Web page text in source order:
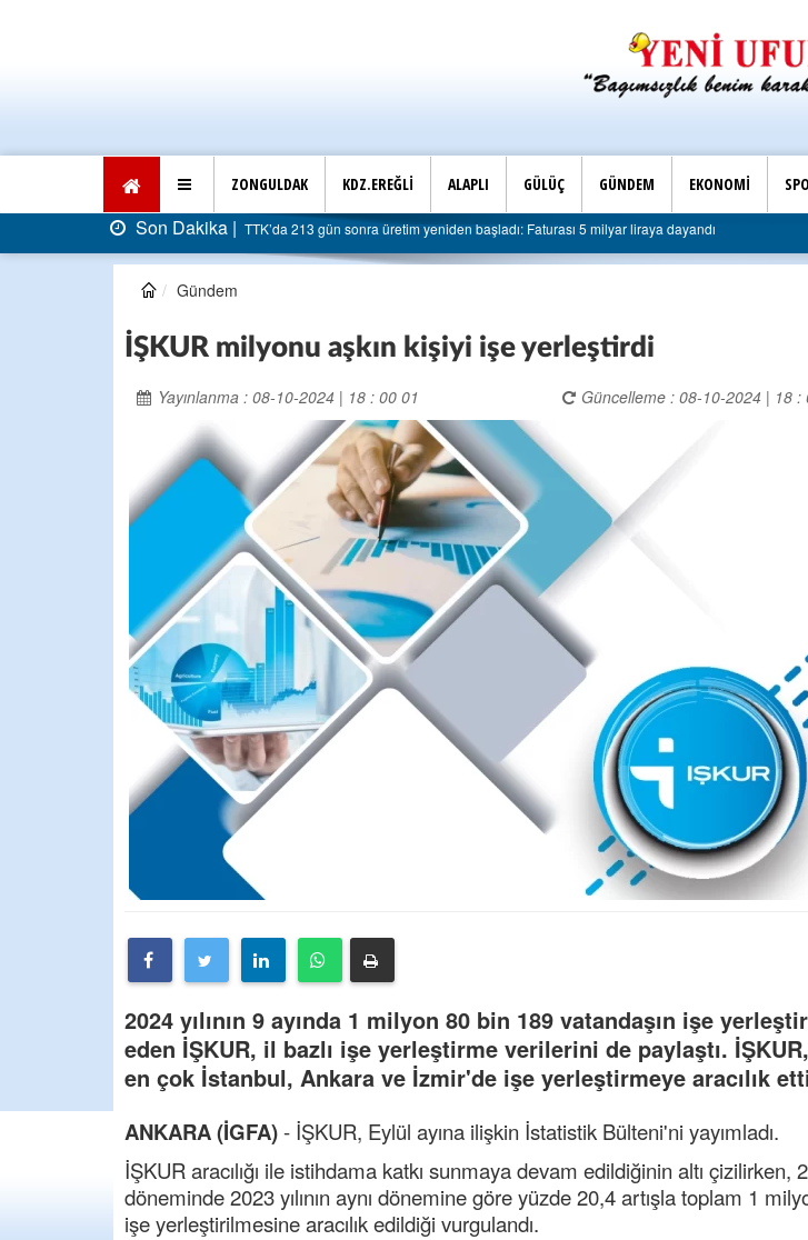
ZONGULDAK KDZ.EREĞLİ ALAPLI GÜLÜÇ GÜNDEM EKONOMİ
Son Dakika |TTK’da 213 gün sonra üretim yeniden başladı: Faturası 5 milyar liraya dayandı Son Dakika |
Gündem
İŞKUR milyonu aşkın kişiyi işe yerleştirdi
Yayınlanma : 08-10-2024 | 18 : 00 01 Güncelleme : 08-10-2024 | 18 :
2024 yılının 9 ayında 1 milyon 80 bin 189 vatandaşın işe
eden İŞKUR, il bazlı işe yerleştirme verilerini de paylaştı.
en çok İstanbul, Ankara ve İzmir'de işe yerleştirmeye aracılık
ANKARA (İGFA)- İŞKUR, Eylül ayına ilişkin İstatistik Bülteni'ni yayımladı.
İŞKUR aracılığı ile istihdama katkı sunmaya devam edildiğinin altı çizilirken,
döneminde 2023 yılının aynı dönemine göre yüzde 20,4 artışla toplam 1
işe yerleştirilmesine aracılık edildiği vurgulandı.